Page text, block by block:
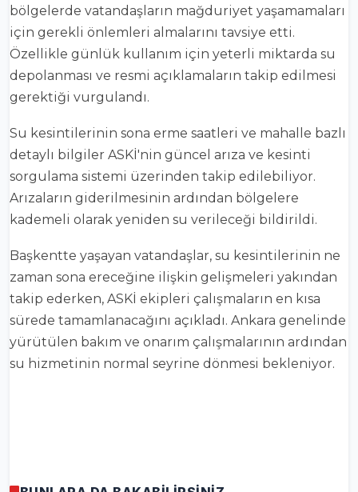
bölgelerde vatandaşların mağduriyet yaşamamaları
için gerekli önlemleri almalarını tavsiye etti.
Özellikle günlük kullanım için yeterli miktarda su
depolanması ve resmi açıklamaların takip edilmesi
gerektiği vurgulandı.
Su kesintilerinin sona erme saatleri ve mahalle bazlı
detaylı bilgiler ASKİ'nin güncel arıza ve kesinti
sorgulama sistemi üzerinden takip edilebiliyor.
Arızaların giderilmesinin ardından bölgelere
kademeli olarak yeniden su verileceği bildirildi.
Başkentte yaşayan vatandaşlar, su kesintilerinin ne
zaman sona ereceğine ilişkin gelişmeleri yakından
takip ederken, ASKİ ekipleri çalışmaların en kısa
sürede tamamlanacağını açıkladı. Ankara genelinde
yürütülen bakım ve onarım çalışmalarının ardından
su hizmetinin normal seyrine dönmesi bekleniyor.